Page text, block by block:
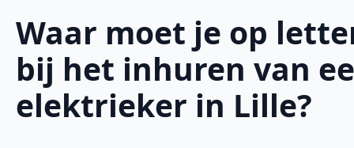
Waar moet je op
bij het inhuren van
elektrieker in Lille?